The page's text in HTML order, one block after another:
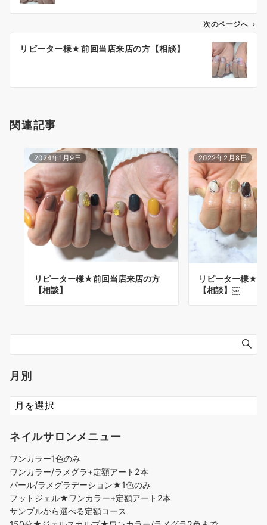
次のページへ
リピーター様★前回当店来店の方【相談】
関連記事
2024年1月9日
リピーター様★前回当店来店の方
【相談】
2022年2月8日
リピーター様★
【相談】￼
月別
ネイルサロンメニュー
ワンカラー1色のみ
ワンカラー/ラメグラ+定額アート2本
パール/ラメグラデーション★1色のみ
フットジェル★ワンカラー+定額アート2本
サンプルから選べる定額コース